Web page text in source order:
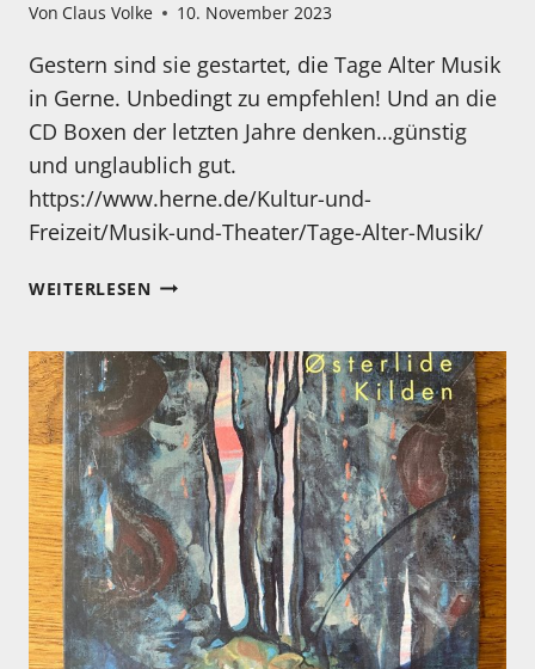
Von Claus Volke 10. November 2023
Gestern sind sie gestartet, die Tage Alter Musik
in Gerne. Unbedingt zu empfehlen! Und an die
CD Boxen der letzten Jahre denken…günstig
und unglaublich gut.
https://www.herne.de/Kultur-und-
Freizeit/Musik-und-Theater/Tage-Alter-Musik/
WEITERLESENTAGE
IN
HERNE
SIND
GESTARTET!